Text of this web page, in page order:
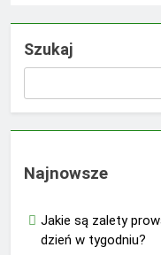
Szukaj
Najnowsze
Jakie są zalety
dzień w tygodniu?